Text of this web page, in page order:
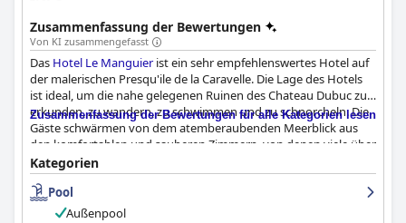
Zusammenfassung der Bewertungen
Von KI zusammengefasst
Das Hotel Le Manguierist ein sehr empfehlenswertes Hotel auf
der malerischen Presqu'ile de la Caravelle. Die Lage des Hotels
ist ideal, um die nahe gelegenen Ruinen des Chateau Dubuc zu
erkunden, zu wandern, zu schwimmen und zu schnorcheln. Die
Gäste schwärmen von dem atemberaubenden Meerblick aus
den komfortablen und sauberen Zimmern, von denen viele über
eine eigene Terrasse verfügen. Das Frühstück im Hotel ist
reichhaltig, vielfältig und zufriedenstellend, obwohl einige Gäste
es im Vergleich zum Angebot als etwas zu teuer empfanden. Die
Zimmer sind einfach, aber gut ausgestattet und bieten teilweise
Zusammenfassung der Bewertungen für alle Kategorien lesen
Kategorien
Pool
Außenpool